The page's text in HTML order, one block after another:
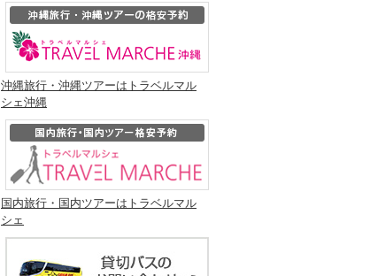
沖縄旅行・沖縄ツアーはトラベルマル
シェ沖縄
国内旅行・国内ツアーはトラベルマル
シェ